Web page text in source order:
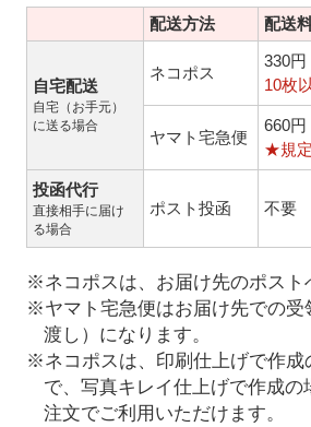
配送方法 配送
自宅配送
自宅（お手元）
に送る場合
ネコポス
330円
10枚
ヤマト宅急便
660円
★規
投函代行
直接相手に届け
る場合
ポスト投函 不要
※ネコポスは、お届け先のポスト
※ヤマト宅急便はお届け先での受
渡し）になります。
※ネコポスは、印刷仕上げで作成
で、写真キレイ仕上げで作成の
注文でご利用いただけます。